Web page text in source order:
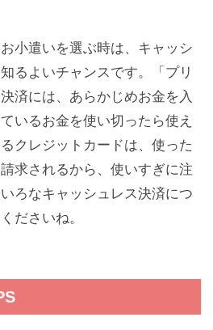
小遣いを選ぶ時は、キャッシ
るよいチャンスです。「プリ
済には、あらかじめお金を入
いるお金を使い切ったら使え
クレジットカードは、使った
求されるから、使いすぎに注
ろなキャッシュレス決済につ
ださいね。